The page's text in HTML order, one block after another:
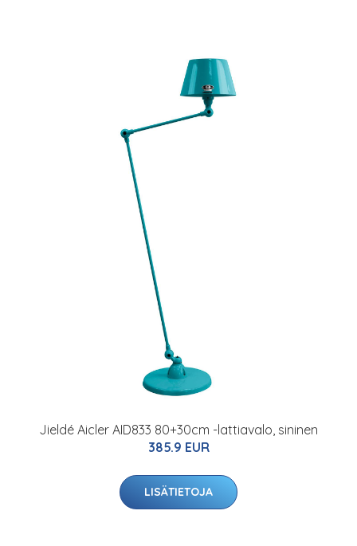
Jieldé Aicler AID833 80+30cm -lattiavalo, sininen
385.9 EUR
LISÄTIETOJA